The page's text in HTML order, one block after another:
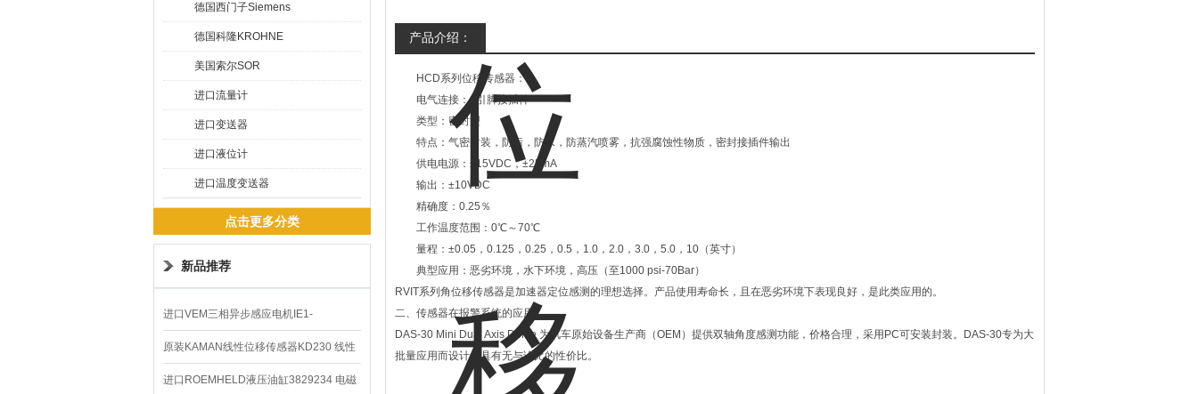
德国西门子Siemens
德国科隆KROHNE
美国索尔SOR
进口流量计
进口变送器
进口液位计
进口温度变送器
点击更多分类
新品推荐
进口VEM三相异步感应电机IE1-
K21R80G4马达
原装KAMAN线性位移传感器KD230 线性
编码器
进口ROEMHELD液压油缸3829234 电磁
产品介绍：
HCD系列位移传感器：
电气连接：6引脚接插件
类型：密封型
特点：气密封装，防污，防水，防蒸汽喷雾，抗强腐蚀性物质，密封接插件输出
供电电源：±15VDC，±25mA
输出：±10VDC
精确度：0.25％
工作温度范围：0℃～70℃
量程：±0.05，0.125，0.25，0.5，1.0，2.0，3.0，5.0，10（英寸）
典型应用：恶劣环境，水下环境，高压（至1000 psi-70Bar）
RVIT系列角位移传感器是加速器定位感测的理想选择。产品使用寿命长，且在恶劣环境下表现良好，是此类应用的。
二、传感器在报警系统的应用
DAS-30 Mini Dual Axis Dome 为汽车原始设备生产商（OEM）提供双轴角度感测功能，价格合理，采用PC可安装封装。DAS-30专为大
批量应用而设计，具有无与论比的性价比。